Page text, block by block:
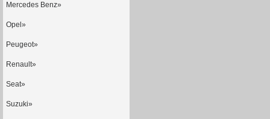
Mercedes Benz»
Opel»
Peugeot»
Renault»
Seat»
Suzuki»